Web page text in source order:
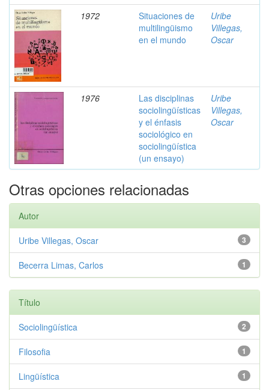
1972
Situaciones de
multilingüismo
en el mundo
Uribe
Villegas,
Oscar
1976
Las disciplinas
sociolingüísticas
y el énfasis
sociológico en
sociolingüística
(un ensayo)
Uribe
Villegas,
Oscar
Otras opciones relacionadas
Autor
3
Uribe Villegas, Oscar
1
Becerra Limas, Carlos
Título
2
Sociolingüística
1
Filosofia
1
Lingüística